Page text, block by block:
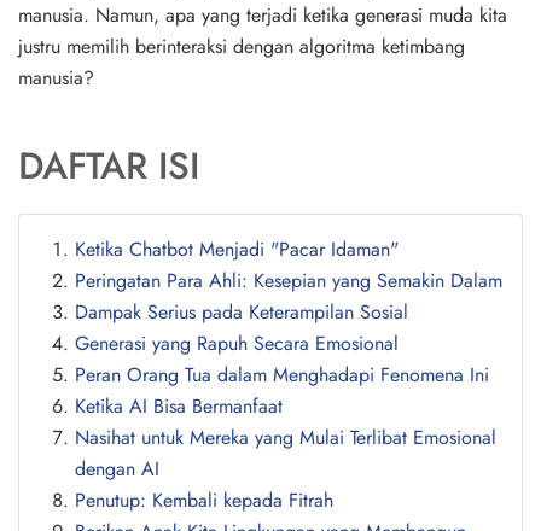
manusia. Namun, apa yang terjadi ketika generasi muda kita
justru memilih berinteraksi dengan algoritma ketimbang
manusia?
DAFTAR ISI
Ketika Chatbot Menjadi "Pacar Idaman"
Peringatan Para Ahli: Kesepian yang Semakin Dalam
Dampak Serius pada Keterampilan Sosial
Generasi yang Rapuh Secara Emosional
Peran Orang Tua dalam Menghadapi Fenomena Ini
Ketika AI Bisa Bermanfaat
Nasihat untuk Mereka yang Mulai Terlibat Emosional
dengan AI
Penutup: Kembali kepada Fitrah